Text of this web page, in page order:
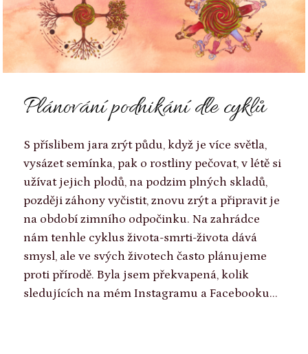
Plánování podnikání dle cyklů
S příslibem jara zrýt půdu, když je více světla,
vysázet semínka, pak o rostliny pečovat, v létě si
užívat jejich plodů, na podzim plných skladů,
později záhony vyčistit, znovu zrýt a připravit je
na období zimního odpočinku. Na zahrádce
nám tenhle cyklus života-smrti-života dává
smysl, ale ve svých životech často plánujeme
proti přírodě. Byla jsem překvapená, kolik
sledujících na mém Instagramu a Facebooku...